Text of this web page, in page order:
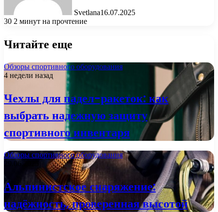
Svetlana16.07.2025
30 2 минут на прочтение
Читайте еще
Обзоры спортивного оборудования
4 недели назад
Чехлы для падел-ракеток: как
выбрать надежную защиту
спортивного инвентаря
Обзоры спортивного оборудования
29.06.2025
Альпинистское снаряжение:
надёжность, проверенная высотой